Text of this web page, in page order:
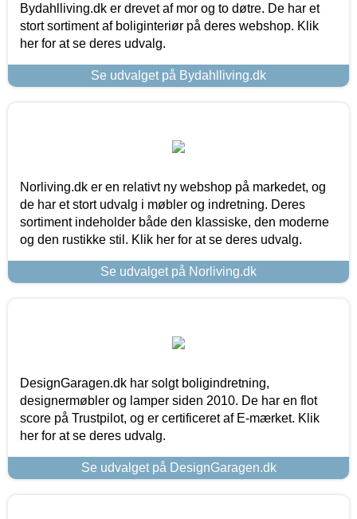
Bydahlliving.dk er drevet af mor og to døtre. De har et
stort sortiment af boliginteriør på deres webshop. Klik
her for at se deres udvalg.
Se udvalget på Bydahlliving.dk
Norliving.dk er en relativt ny webshop på markedet, og
de har et stort udvalg i møbler og indretning. Deres
sortiment indeholder både den klassiske, den moderne
og den rustikke stil. Klik her for at se deres udvalg.
Se udvalget på Norliving.dk
DesignGaragen.dk har solgt boligindretning,
designermøbler og lamper siden 2010. De har en flot
score på Trustpilot, og er certificeret af E-mærket. Klik
her for at se deres udvalg.
Se udvalget på DesignGaragen.dk